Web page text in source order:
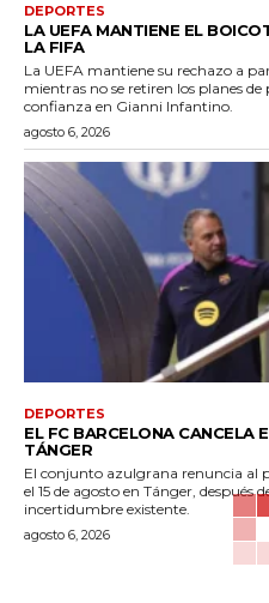
DEPORTES
LA UEFA MANTIENE EL
LA FIFA
La UEFA mantiene su rechazo a
mientras no se retiren los planes
confianza en Gianni Infantino.
agosto 6, 2026
DEPORTES
EL FC BARCELONA CANCELA
TÁNGER
El conjunto azulgrana renuncia al
el 15 de agosto en Tánger, después
incertidumbre existente.
agosto 6, 2026